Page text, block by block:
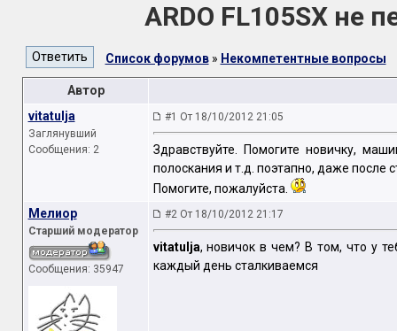
ARDO FL105SX не
Список форумов» Некомпетентные вопросы
Автор
vitatulja
Заглянувший
Сообщения: 2
#1 От 18/10/2012 21:05
Здравствуйте. Помогите новичку,
полоскания и т.д. поэтапно, даже после
Помогите, пожалуйста.
Мелиор
Старший модератор
Сообщения: 35947
#2 От 18/10/2012 21:17
vitatulja, новичок в чем? В том, что у
каждый день сталкиваемся